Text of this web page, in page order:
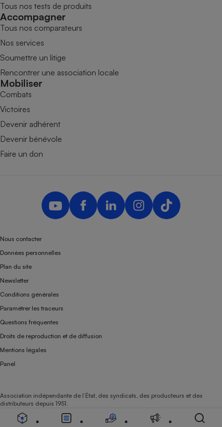
Tous nos tests de produits
Accompagner
Tous nos comparateurs
Nos services
Soumettre un litige
Rencontrer une association locale
Mobiliser
Combats
Victoires
Devenir adhérent
Devenir bénévole
Faire un don
Nous contacter
Données personnelles
Plan du site
Newsletter
Conditions générales
Paramétrer les traceurs
Questions fréquentes
Droits de reproduction et de diffusion
Mentions légales
Panel
Association indépendante de l’État, des syndicats, des producteurs et des
distributeurs depuis 1951.